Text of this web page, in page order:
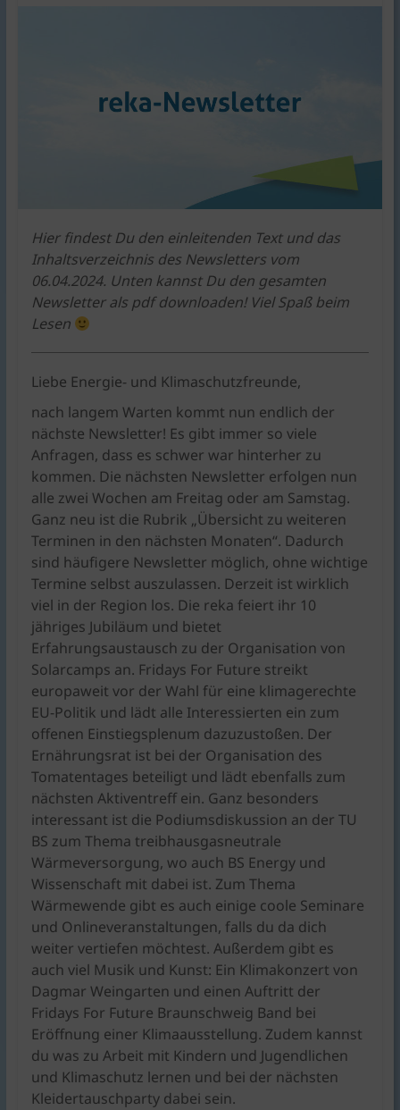
Förderkonzepte
Energie,
Umwelt,
Mobilität,
Ernährung,
Konsum.
Hier findest Du den einleitenden Text und das
Inhaltsverzeichnis des Newsletters vom
06.04.2024. Unten kannst Du den gesamten
Newsletter als pdf downloaden! Viel Spaß beim
Lesen
Liebe Energie- und Klimaschutzfreunde,
nach langem Warten kommt nun endlich der
nächste Newsletter! Es gibt immer so viele
Anfragen, dass es schwer war hinterher zu
kommen. Die nächsten Newsletter erfolgen nun
alle zwei Wochen am Freitag oder am Samstag.
Ganz neu ist die Rubrik „Übersicht zu weiteren
Terminen in den nächsten Monaten“. Dadurch
sind häufigere Newsletter möglich, ohne wichtige
Termine selbst auszulassen. Derzeit ist wirklich
viel in der Region los. Die reka feiert ihr 10
jähriges Jubiläum und bietet
Erfahrungsaustausch zu der Organisation von
Solarcamps an. Fridays For Future streikt
europaweit vor der Wahl für eine klimagerechte
EU-Politik und lädt alle Interessierten ein zum
offenen Einstiegsplenum dazuzustoßen. Der
Ernährungsrat ist bei der Organisation des
Tomatentages beteiligt und lädt ebenfalls zum
nächsten Aktiventreff ein. Ganz besonders
interessant ist die Podiumsdiskussion an der TU
BS zum Thema treibhausgasneutrale
Wärmeversorgung, wo auch BS Energy und
Wissenschaft mit dabei ist. Zum Thema
Wärmewende gibt es auch einige coole Seminare
und Onlineveranstaltungen, falls du da dich
weiter vertiefen möchtest. Außerdem gibt es
auch viel Musik und Kunst: Ein Klimakonzert von
Dagmar Weingarten und einen Auftritt der
Fridays For Future Braunschweig Band bei
Eröffnung einer Klimaausstellung. Zudem kannst
du was zu Arbeit mit Kindern und Jugendlichen
und Klimaschutz lernen und bei der nächsten
Kleidertauschparty dabei sein.